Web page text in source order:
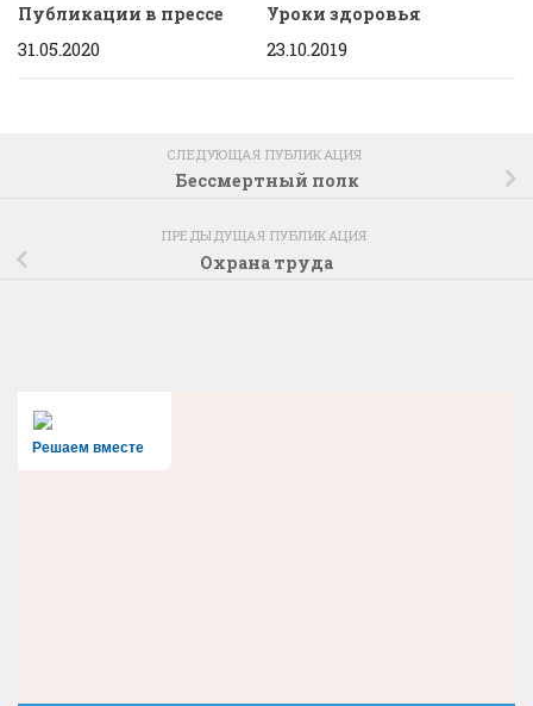
Публикации в прессе
31.05.2020
Уроки здоровья
23.10.2019
СЛЕДУЮЩАЯ ПУБЛИКАЦИЯ
Бессмертный полк
ПРЕДЫДУЩАЯ ПУБЛИКАЦИЯ
Охрана труда
Решаем вместе